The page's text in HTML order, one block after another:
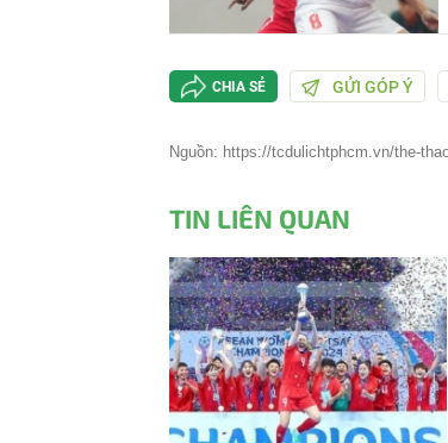
CHIA SẺ GỬI GÓP Ý
Nguồn: https://tcdulichtphcm.vn/the-
TIN LIÊN QUAN